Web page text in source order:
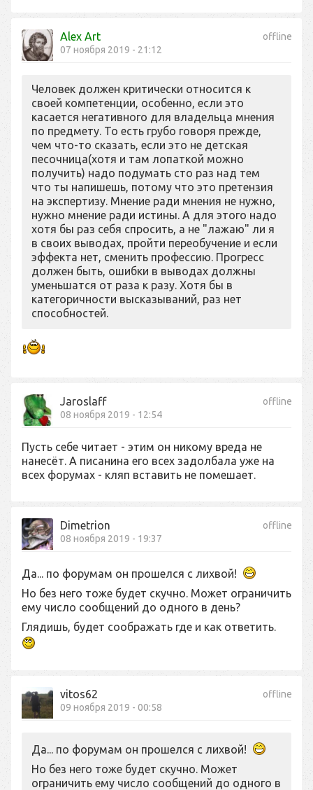
offline
Alex Art
07 ноября 2019 - 21:12
Человек должен критически относится к
своей компетенции, особенно, если это
касается негативного для владельца мнения
по предмету. То есть грубо говоря прежде,
чем что-то сказать, если это не детская
песочница(хотя и там лопаткой можно
получить) надо подумать сто раз над тем
что ты напишешь, потому что это претензия
на экспертизу. Мнение ради мнения не нужно,
нужно мнение ради истины. А для этого надо
хотя бы раз себя спросить, а не "лажаю" ли я
в своих выводах, пройти переобучение и если
эффекта нет, сменить профессию. Прогресс
должен быть, ошибки в выводах должны
уменьшатся от раза к разу. Хотя бы в
категоричности высказываний, раз нет
способностей.
offline
Jaroslaff
08 ноября 2019 - 12:54
Пусть себе читает - этим он никому вреда не
нанесёт. А писанина его всех задолбала уже на
всех форумах - кляп вставить не помешает.
offline
Dimetrion
08 ноября 2019 - 19:37
Да... по форумам он прошелся с лихвой!
Но без него тоже будет скучно. Может ограничить
ему число сообщений до одного в день?
Глядишь, будет соображать где и как ответить.
offline
vitos62
09 ноября 2019 - 00:58
Да... по форумам он прошелся с лихвой!
Но без него тоже будет скучно. Может
ограничить ему число сообщений до одного в